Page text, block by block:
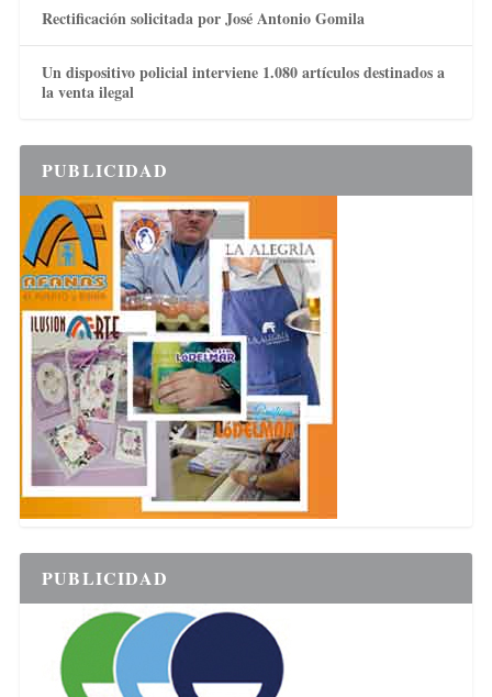
Rectificación solicitada por José Antonio Gomila
Un dispositivo policial interviene 1.080 artículos destinados a
la venta ilegal
PUBLICIDAD
PUBLICIDAD